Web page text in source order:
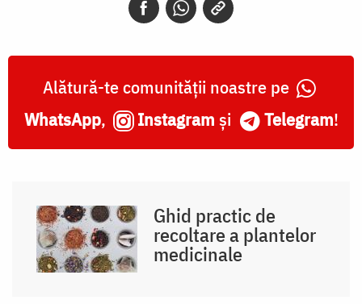
Alătură-te comunității noastre pe
WhatsApp, Instagram și Telegram!
Ghid practic de
recoltare a plantelor
medicinale